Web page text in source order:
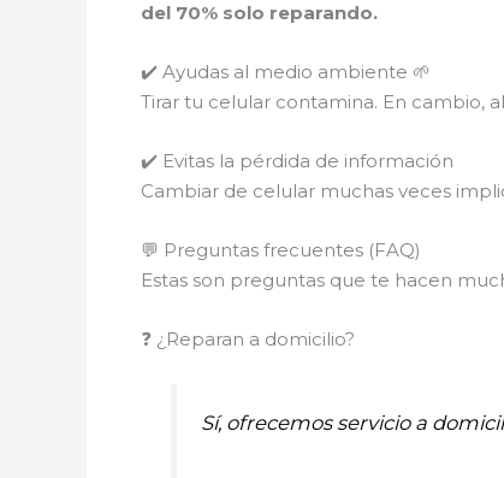
del 70% solo reparando.
✔️ Ayudas al medio ambiente 🌱
Tirar tu celular contamina. En cambio,
✔️ Evitas la pérdida de información
Cambiar de celular muchas veces
💬 Preguntas frecuentes (FAQ)
Estas son preguntas que te hacen
❓ ¿Reparan a domicilio?
Sí, ofrecemos servicio a